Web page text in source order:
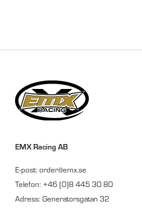
EMX Racing AB
E-post: order@emx.se
Telefon: +46 (0)8 445 30 80
Adress: Generatorsgatan 32